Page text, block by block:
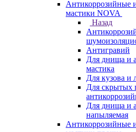
Антикоррозийные
мастики NOVA
Назад
Антигравий
Для днища и
мастика
Для кузова и
Для скрытых
Для днища и
напыляемая
Антикоррозийные